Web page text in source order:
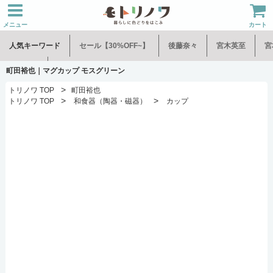
メニュー カート
人気キーワード セール【30%OFF~】 後藤奈々 宮木英至 宮
水谷和音 児玉修治
町田裕也｜マグカップ モスグリーン
トリノワ TOP >
町田裕也
トリノワ TOP
> 和食器（陶器・磁器） > カップ